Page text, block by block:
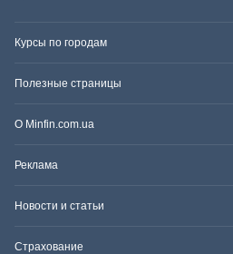
Курсы по городам
Полезные страницы
О Minfin.com.ua
Реклама
Новости и статьи
Страхование